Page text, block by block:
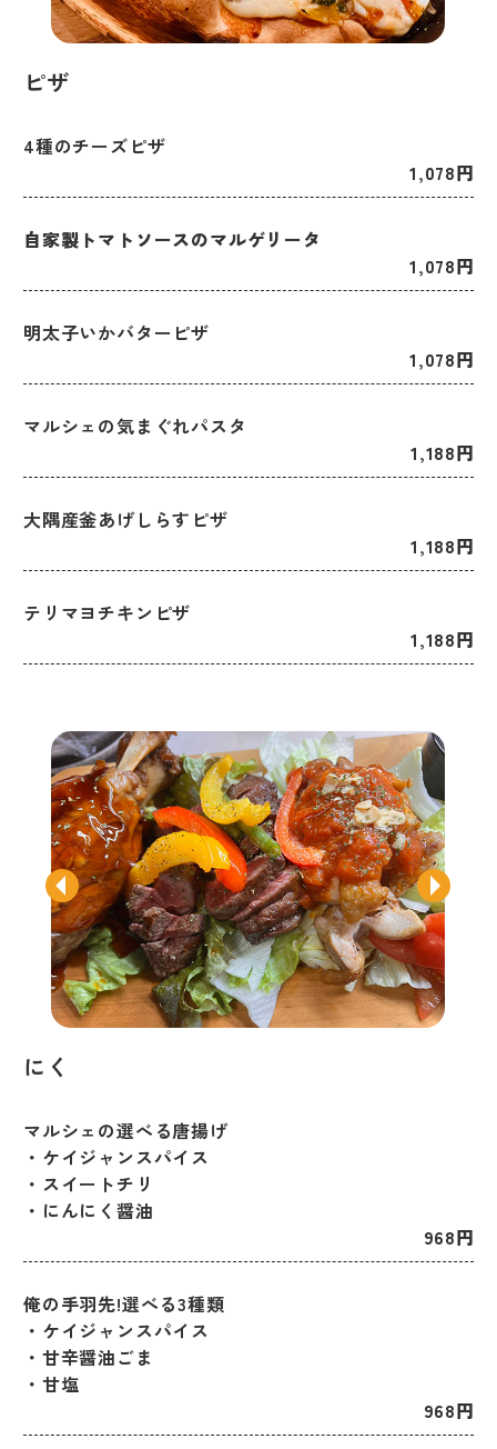
ピザ
4種のチーズピザ
1,078円
自家製トマトソースのマルゲリータ
1,078円
明太子いかバターピザ
1,078円
マルシェの気まぐれパスタ
1,188円
大隅産釜あげしらすピザ
1,188円
テリマヨチキンピザ
1,188円
にく
マルシェの選べる唐揚げ
・ケイジャンスパイス
・スイートチリ
・にんにく醤油
968円
俺の手羽先!選べる3種類
・ケイジャンスパイス
・甘辛醤油ごま
​​​​​​​・甘塩
968円